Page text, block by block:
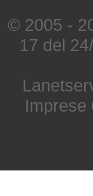
© 2005 -
17 del
Imprese